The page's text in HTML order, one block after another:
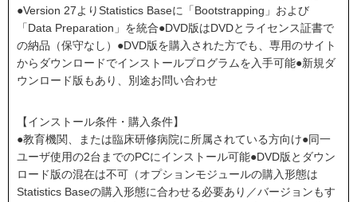
●Version 27よりStatistics Baseに「Bootstrapping」および
「Data Preparation」を統合●DVD版はDVDとライセンス証書で
の納品（保守なし）●DVD版を購入された方でも、専用のサイト
からダウンロードでインストールプログラムを入手可能●新規ダ
ウンロード版もあり、別途お問い合わせ
【インストール条件・購入条件】
●教育機関、または臨床研修病院に所属されている方向け●同一
ユーザ使用の2台までのPCにインストール可能●DVD版とダウン
ロード版の混在は不可（オプションモジュールの購入形態は
Statistics Baseの購入形態に合わせる必要あり／バージョンもす